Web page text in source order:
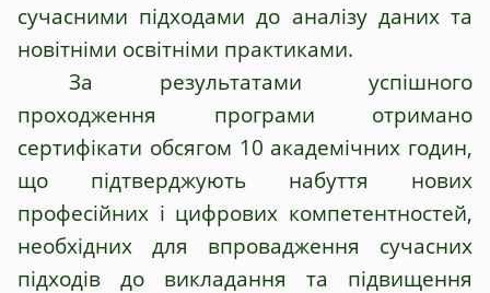
сучасними підходами до аналізу даних та
новітніми освітніми практиками.
За результатами успішного
проходження програми отримано
сертифікати обсягом 10 академічних годин,
що підтверджують набуття нових
професійних і цифрових компетентностей,
необхідних для впровадження сучасних
підходів до викладання та підвищення